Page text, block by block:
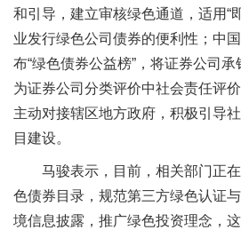
和引导，建立审核绿色通道，适用“
业发行绿色公司债券的便利性；中
布“绿色债券公益榜”，将证券公司
为证券公司分类评价中社会责任评
主动对接辖区地方政府，积极引导
目建设。
马骏表示，目前，相关部门正
色债券目录，规范第三方绿色认证
境信息披露，推广绿色投资理念，